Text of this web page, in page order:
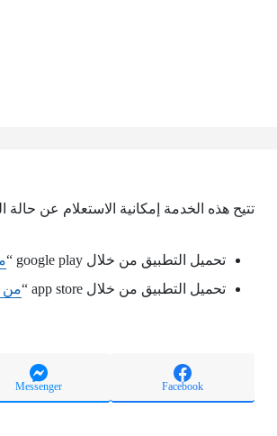
تتيح هذه الخدمة إمكانية الاستعلام عن
تحميل التطبيق من خلال google play “
تحميل التطبيق من خلال app store “
من
Facebook
Messenger